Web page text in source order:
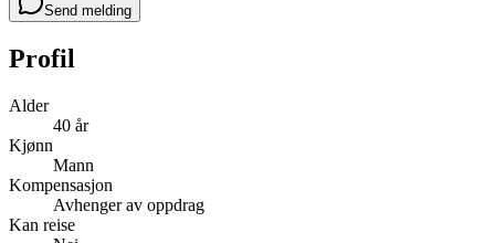
Send melding
Profil
Alder
40 år
Kjønn
Mann
Kompensasjon
Avhenger av oppdrag
Kan reise